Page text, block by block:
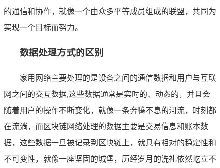
的通信和协作，就像一个由众多平等成员组成的联盟，共同为
实现一个目标而努力。
数据处理方式的区别
家用网络主要处理的是设备之间的通信数据和用户与互联
网之间的交互数据,这些数据通常是实时的、动态的，并且会
随着用户的操作不断变化，就像一条奔腾不息的河流，时刻都
在流淌，而区块链网络处理的数据主要是交易信息和账本数
据，这些数据一旦被记录到区块链上，就具有相对的稳定性和
不可变性，就像一座坚固的城堡，历经岁月的洗礼依然屹立不